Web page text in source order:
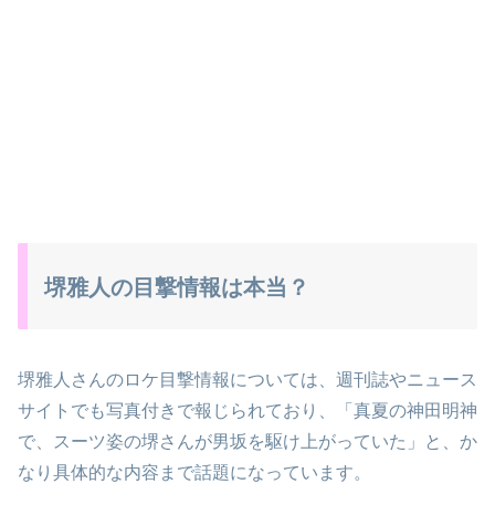
堺雅人の目撃情報は本当？
堺雅人さんのロケ目撃情報については、週刊誌やニュース
サイトでも写真付きで報じられており、「真夏の神田明神
で、スーツ姿の堺さんが男坂を駆け上がっていた」と、か
なり具体的な内容まで話題になっています。